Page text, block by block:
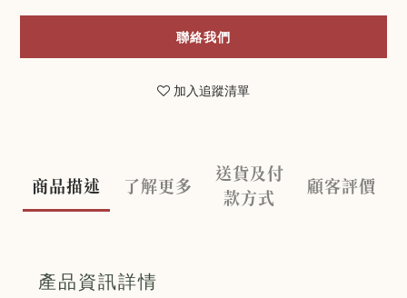
聯絡我們
加入追蹤清單
商品描述 了解更多
送貨及付
款方式
顧客評價
產品資訊詳情